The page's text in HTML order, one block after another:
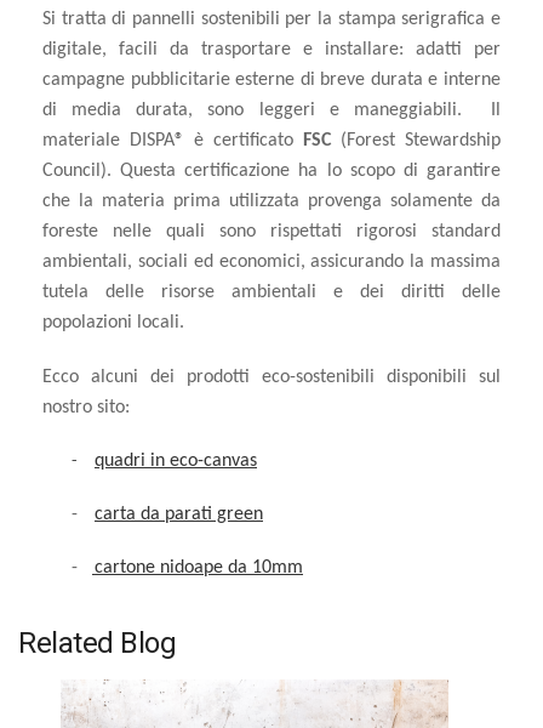
Si tratta di pannelli sostenibili per la stampa serigrafica e
digitale, facili da trasportare e installare: adatti per
campagne pubblicitarie esterne di breve durata e interne
di media durata, sono leggeri e maneggiabili. Il
materiale DISPA® è certificato FSC (Forest Stewardship
Council). Questa certificazione ha lo scopo di garantire
che la materia prima utilizzata provenga solamente da
foreste nelle quali sono rispettati rigorosi standard
ambientali, sociali ed economici, assicurando la massima
tutela delle risorse ambientali e dei diritti delle
popolazioni locali.
Ecco alcuni dei prodotti eco-sostenibili disponibili sul
nostro sito:
- quadri in eco-canvas
- carta da parati green
- cartone nidoape da 10mm
Related Blog